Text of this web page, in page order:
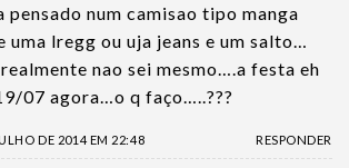
pensado num camisao tipo manga
uma lregg ou uja jeans e um salto…
nao sei mesmo….a festa eh
07 agora…o q faço…..???
DE 2014 EM 22:48 RESPONDER